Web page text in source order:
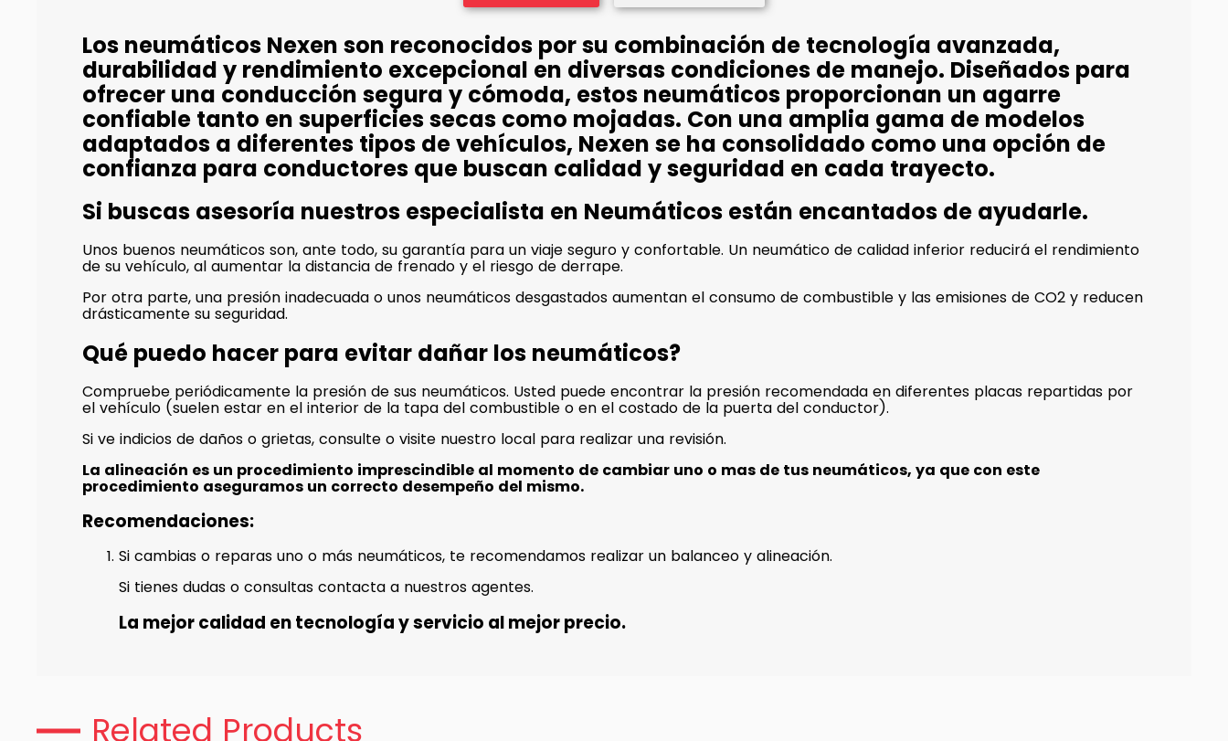
Los neumáticos Nexen son reconocidos por su combinación de tecnología avanzada,
durabilidad y rendimiento excepcional en diversas condiciones de manejo. Diseñados para
ofrecer una conducción segura y cómoda, estos neumáticos proporcionan un agarre
confiable tanto en superficies secas como mojadas. Con una amplia gama de modelos
adaptados a diferentes tipos de vehículos, Nexen se ha consolidado como una opción de
confianza para conductores que buscan calidad y seguridad en cada trayecto.
Si buscas asesoría nuestros especialista en Neumáticos están encantados de ayudarle.
Unos buenos neumáticos son, ante todo, su garantía para un viaje seguro y confortable. Un neumático de calidad inferior reducirá el rendimiento
de su vehículo, al aumentar la distancia de frenado y el riesgo de derrape.
Por otra parte, una presión inadecuada o unos neumáticos desgastados aumentan el consumo de combustible y las emisiones de CO2 y reducen
drásticamente su seguridad.
Qué puedo hacer para evitar dañar los neumáticos?
Compruebe periódicamente la presión de sus neumáticos. Usted puede encontrar la presión recomendada en diferentes placas repartidas por
el vehículo (suelen estar en el interior de la tapa del combustible o en el costado de la puerta del conductor).
Si ve indicios de daños o grietas, consulte o visite nuestro local para realizar una revisión.
La alineación es un procedimiento imprescindible al momento de cambiar uno o mas de tus neumáticos, ya que con este
procedimiento aseguramos un correcto desempeño del mismo.
Recomendaciones:
Si cambias o reparas uno o más neumáticos, te recomendamos realizar un balanceo y alineación.
Si tienes dudas o consultas contacta a nuestros agentes.
La mejor calidad en tecnología y servicio al mejor precio.
Related Products